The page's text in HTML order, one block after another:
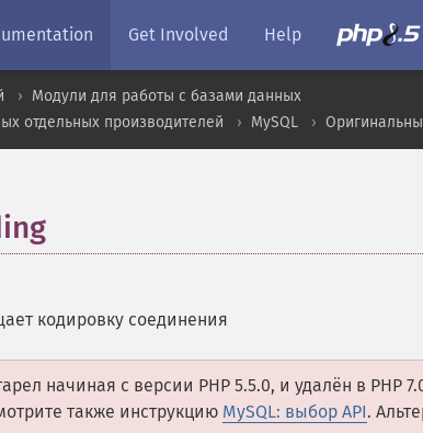
Get Involved Help
Модули для работы с базами данных
отдельных производителей
MySQL
кодировку соединения
начиная с версии PHP 5.5.0, и удалён в PHP
также инструкцию MySQL: выбор API.